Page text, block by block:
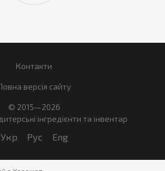
Контакти
версія сайту
© 2015—2026
інгредієнти та інвентар
Укр Рус Eng